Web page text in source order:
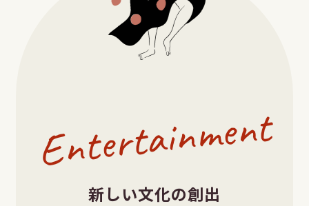
Entertainment
新しい文化の創出